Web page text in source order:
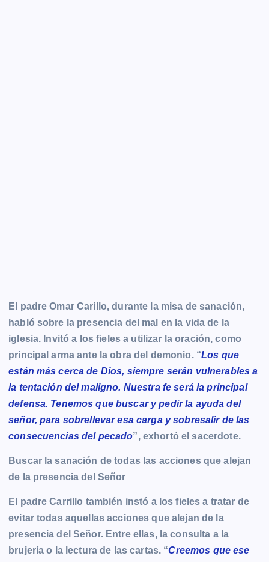
El padre Omar Carillo, durante la misa de sanación,
habló sobre la presencia del mal en la vida de la
iglesia. Invitó a los fieles a utilizar la oración, como
principal arma ante la obra del demonio. “Los que
están más cerca de Dios, siempre serán vulnerables a
la tentación del maligno. Nuestra fe será la principal
defensa. Tenemos que buscar y pedir la ayuda del
señor, para sobrellevar esa carga y sobresalir de las
consecuencias del pecado”, exhortó el sacerdote.
Buscar la sanación de todas las acciones que alejan
de la presencia del Señor
El padre Carrillo también instó a los fieles a tratar de
evitar todas aquellas acciones que alejan de la
presencia del Señor. Entre ellas, la consulta a la
brujería o la lectura de las cartas. “Creemos que ese